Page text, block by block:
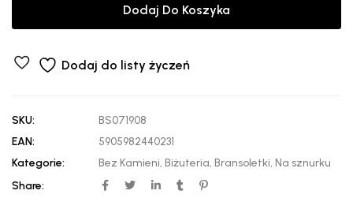
Dodaj Do Koszyka
Dodaj do listy życzeń
SKU:
BS071908
EAN:
5905982440231
Kategorie:
Bez Kamieni, Biżuteria, Bransoletki, Na sznurku
Share: